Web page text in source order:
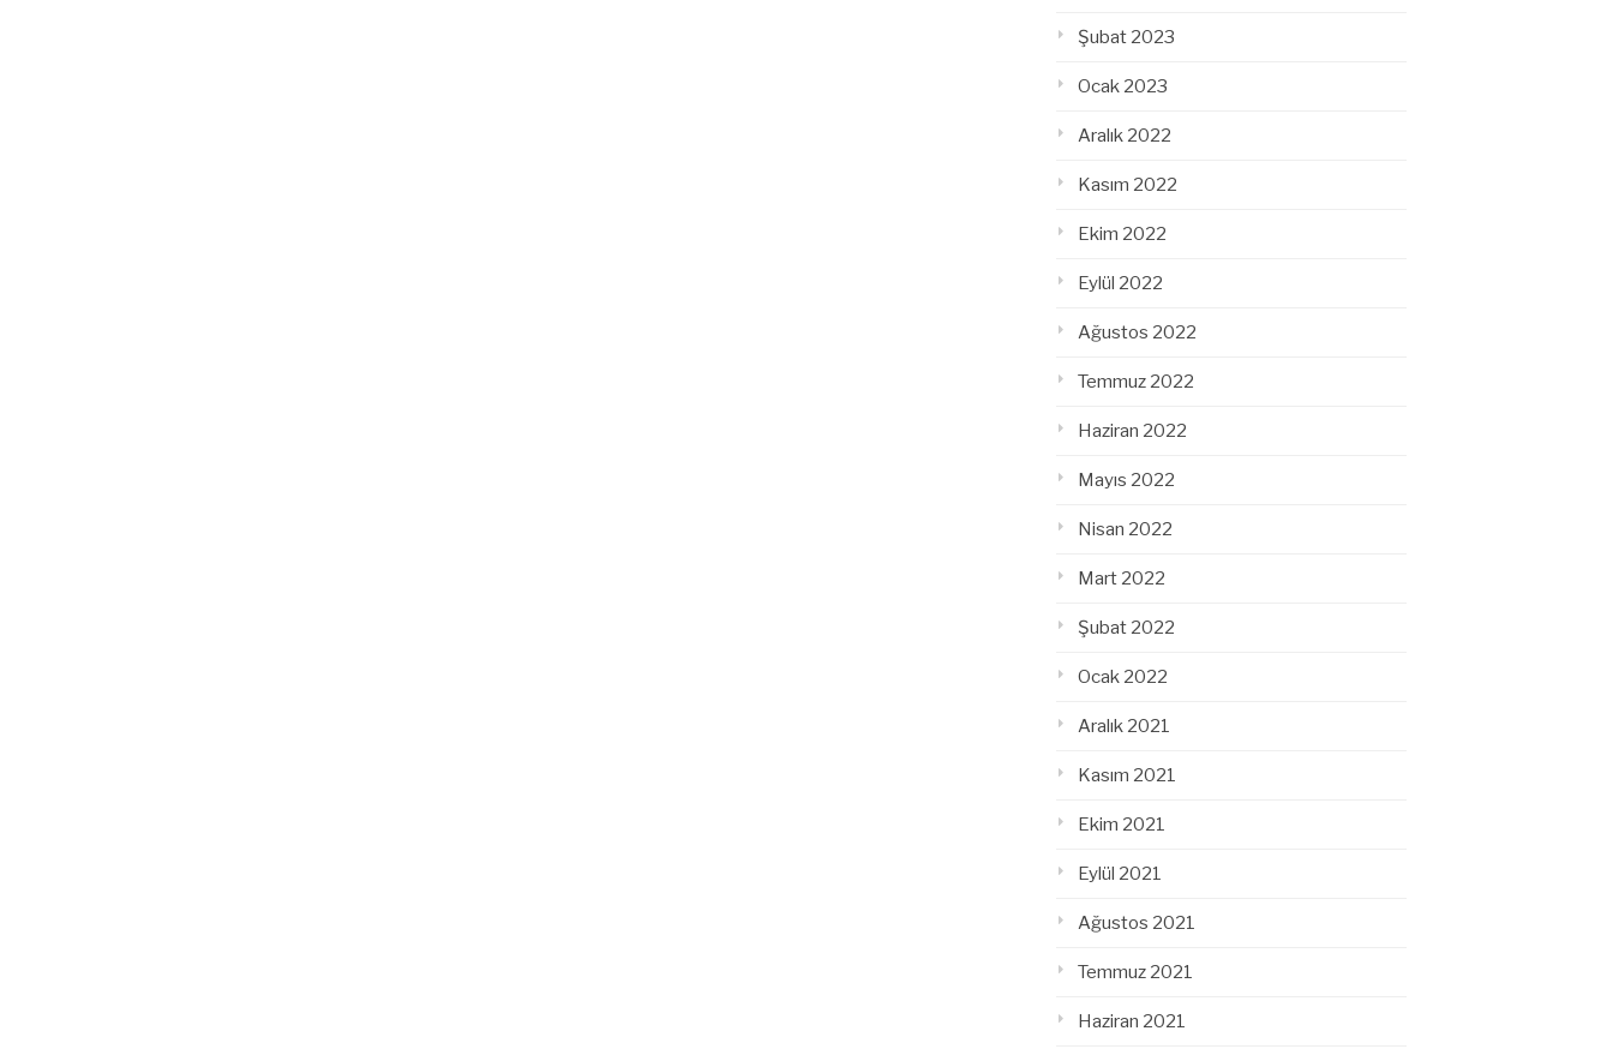
Şubat 2023
Ocak 2023
Aralık 2022
Kasım 2022
Ekim 2022
Eylül 2022
Ağustos 2022
Temmuz 2022
Haziran 2022
Mayıs 2022
Nisan 2022
Mart 2022
Şubat 2022
Ocak 2022
Aralık 2021
Kasım 2021
Ekim 2021
Eylül 2021
Ağustos 2021
Temmuz 2021
Haziran 2021